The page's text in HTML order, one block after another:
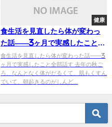
健康
食生活を見直したら体が変わっ
た話——3ヶ月で実感したこと全
部話す
食生活を見直したら体が変わった話——3
ヶ月で実感したこと全部話す 去年の秋ご
ろ、なんとなく体がだるくて、肌もくすん
でいて、朝起きるのがしんど...